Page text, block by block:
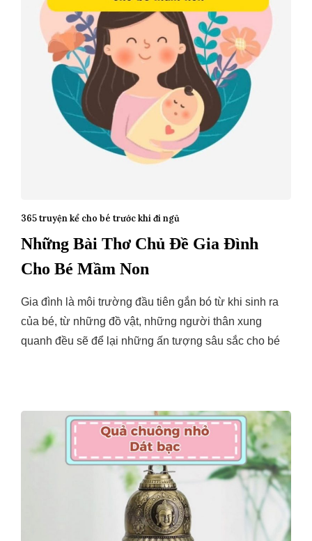
365 truyện kể cho bé trước khi đi ngủ
Những Bài Thơ Chủ Đề Gia Đình
Cho Bé Mầm Non
Gia đình là môi trường đầu tiên gắn bó từ khi sinh ra
của bé, từ những đồ vật, những người thân xung
quanh đều sẽ để lại những ấn tượng sâu sắc cho bé